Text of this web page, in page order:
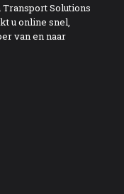
Solutions
u online snel,
van en naar